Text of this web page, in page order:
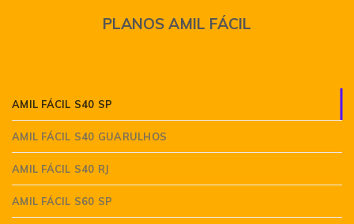
PLANOS AMIL FÁCIL
AMIL FÁCIL S40 SP
AMIL FÁCIL S40 GUARULHOS
AMIL FÁCIL S40 RJ
AMIL FÁCIL S60 SP